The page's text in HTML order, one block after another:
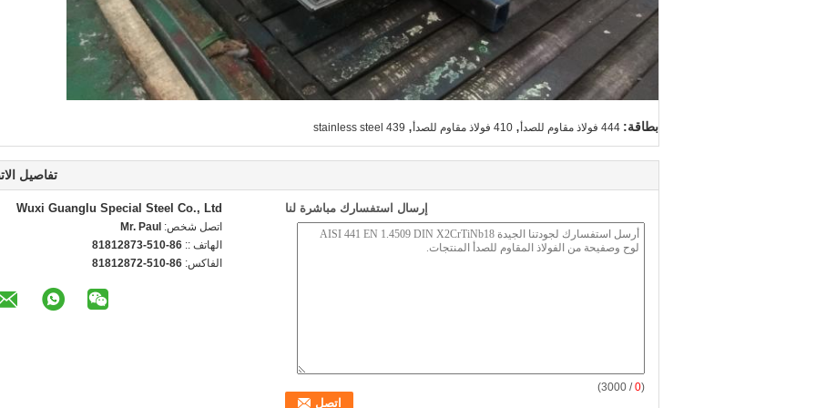
بطاقة: 444 فولاذ مقاوم للصدأ , 410 فولاذ مقاوم للصدأ ,
439 stainless steel
تفاصيل
Wuxi Guanglu Special Steel Co., Ltd
اتصل شخص: Mr. Paul
الهاتف :: 86-510-81812873
الفاكس: 86-510-81812872
إرسال استفسارك مباشرة لنا
(
0
/ 3000)